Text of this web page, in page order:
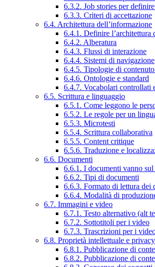
6.3.2. Job stories per
6.3.3. Criteri di accettazione
6.4. Architettura dell’informazione
6.4.1. Definire l’architettura
6.4.2. Alberatura
6.4.3. Flussi di interazione
6.4.4. Sistemi di navigazione
6.4.5. Tipologie di
6.4.6. Ontologie e standard
6.4.7. Vocabolari controllati
6.5. Scrittura e linguaggio
6.5.1. Come leggono le
6.5.2. Le regole per un
6.5.3. Microtesti
6.5.4. Scrittura collaborativa
6.5.5. Content critique
6.5.6. Traduzione e
6.6. Documenti
6.6.1. I documenti vanno
6.6.2. Tipi di documenti
6.6.3. Formato di lettura dei
6.6.4. Modalità di
6.7. Immagini e video
6.7.1. Testo alternativo (alt
6.7.2. Sottotitoli per i video
6.7.3. Trascrizioni per i
6.8. Proprietà intellettuale e privacy
6.8.1. Pubblicazione di
6.8.2. Pubblicazione di